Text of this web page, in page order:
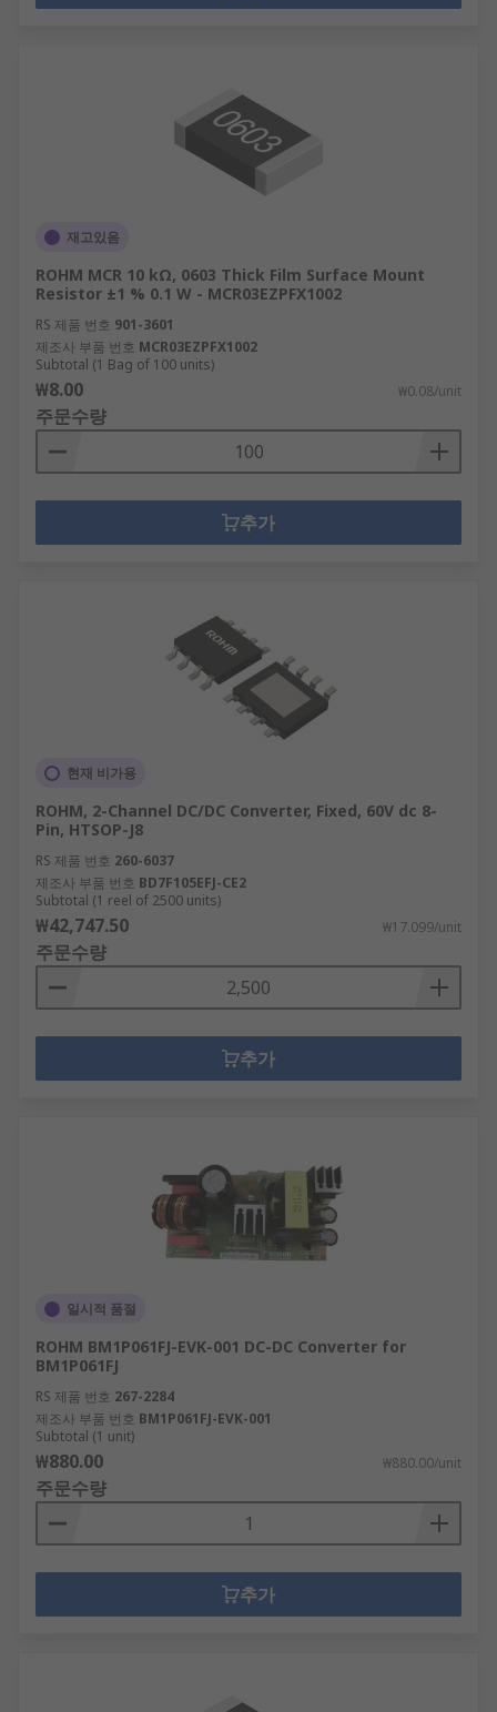
재고있음
ROHM MCR 10 kΩ, 0603 Thick Film Surface Mount
Resistor ±1 % 0.1 W - MCR03EZPFX1002
RS 제품 번호 901-3601
제조사 부품 번호 MCR03EZPFX1002
Subtotal (1 Bag of 100 units)
₩8.00 ₩0.08/unit
주문수량
추가
현재 비가용
ROHM, 2-Channel DC/DC Converter, Fixed, 60V dc 8-
Pin, HTSOP-J8
RS 제품 번호 260-6037
제조사 부품 번호 BD7F105EFJ-CE2
Subtotal (1 reel of 2500 units)
₩42,747.50 ₩17.099/unit
주문수량
추가
일시적 품절
ROHM BM1P061FJ-EVK-001 DC-DC Converter for
BM1P061FJ
RS 제품 번호 267-2284
제조사 부품 번호 BM1P061FJ-EVK-001
Subtotal (1 unit)
₩880.00 ₩880.00/unit
주문수량
추가